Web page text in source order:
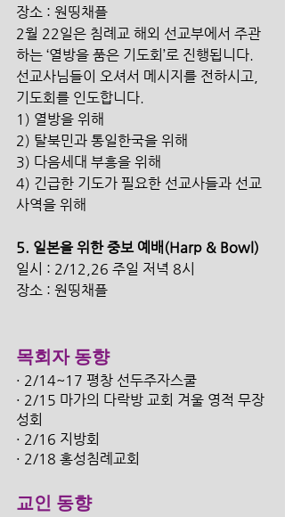
장소 : 원띵채플
2월 22일은 침례교 해외 선교부에서 주관
하는 ‘열방을 품은 기도회’로 진행됩니다.
선교사님들이 오셔서 메시지를 전하시고,
기도회를 인도합니다.
1) 열방을 위해
2) 탈북민과 통일한국을 위해
3) 다음세대 부흥을 위해
4) 긴급한 기도가 필요한 선교사들과 선교
사역을 위해
5. 일본을 위한 중보 예배(Harp & Bowl)
일시 : 2/12,26 주일 저녁 8시
장소 : 원띵채플
목회자 동향
· 2/14~17 평창 선두주자스쿨
· 2/15 마가의 다락방 교회 겨울 영적 무장
성회
· 2/16 지방회
· 2/18 홍성침례교회
교인 동향